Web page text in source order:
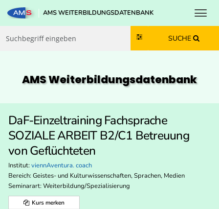
Zum Inhalt springen
Zum Navmenü springen
Zur Suche springen
Zur Footer springen
AMS WEITERBILDUNGSDATENBANK
SUCHE
AMS Weiterbildungs­datenbank
DaF-Einzeltraining Fachsprache
SOZIALE ARBEIT B2/C1 Betreuung
von Geflüchteten
Institut: viennAventura. coach
Bereich: Geistes- und Kulturwissenschaften, Sprachen, Medien
Seminarart: Weiterbildung/Spezialisierung
Kurs merken